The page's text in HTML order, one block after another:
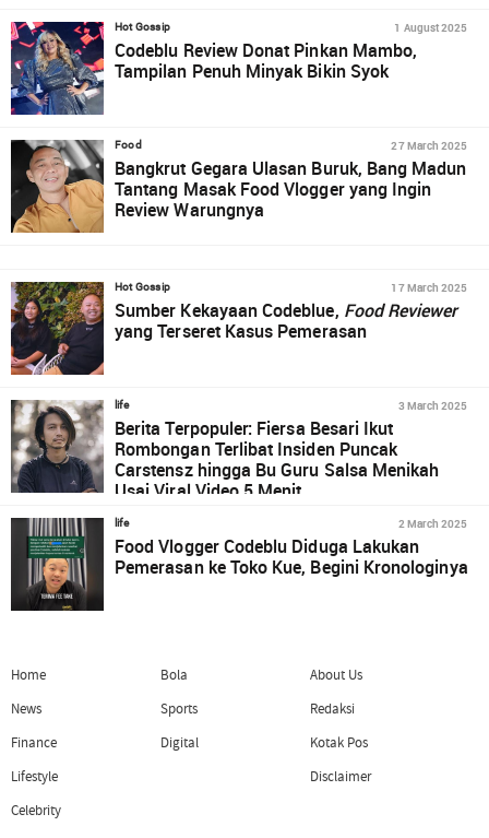
Hot Gossip 1 August 2025
Codeblu Review Donat Pinkan Mambo,
Tampilan Penuh Minyak Bikin Syok
Food 27 March 2025
Bangkrut Gegara Ulasan Buruk, Bang Madun
Tantang Masak Food Vlogger yang Ingin
Review Warungnya
Hot Gossip 17 March 2025
Sumber Kekayaan Codeblue, Food Reviewer
yang Terseret Kasus Pemerasan
life 3 March 2025
Berita Terpopuler: Fiersa Besari Ikut
Rombongan Terlibat Insiden Puncak
Carstensz hingga Bu Guru Salsa Menikah
Usai Viral Video 5 Menit
life 2 March 2025
Food Vlogger Codeblu Diduga Lakukan
Pemerasan ke Toko Kue, Begini Kronologinya
Home
News
Finance
Lifestyle
Celebrity
Bola
Sports
Digital
About Us
Redaksi
Kotak Pos
Disclaimer